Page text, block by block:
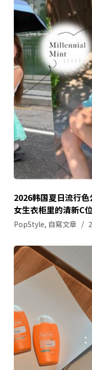
2026韩国夏日流行色
女生衣柜里的清新C位
PopStyle, 自寫文章